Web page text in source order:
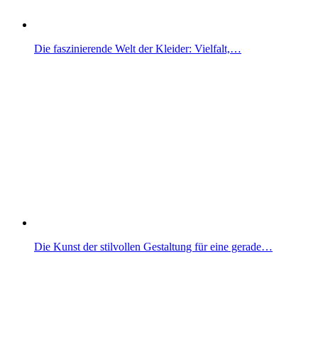
Die faszinierende Welt der Kleider: Vielfalt,…
Die Kunst der stilvollen Gestaltung für eine gerade…